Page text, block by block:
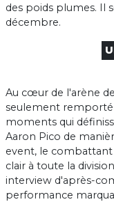
des poids plumes. Il
décembre.
Au cœur de l'arène
seulement remporté
moments qui
Aaron Pico de
event, le
clair à toute la
interview d'après-
performance